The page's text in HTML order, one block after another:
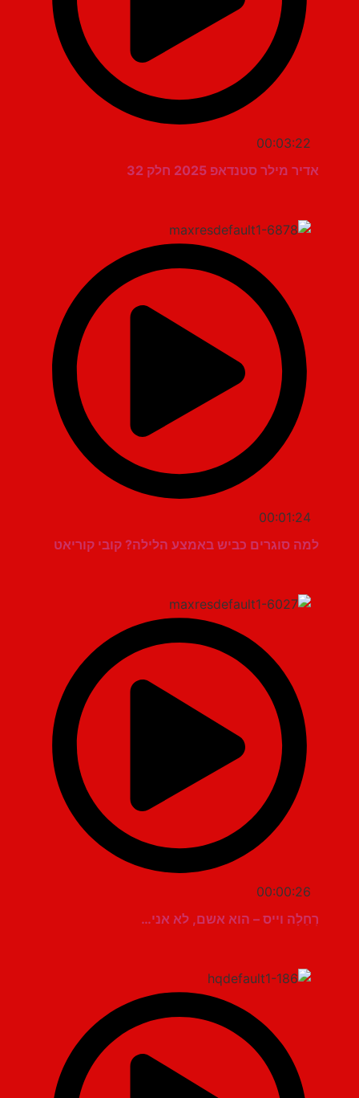
00:03:22
אדיר מילר סטנדאפ 2025 חלק 32
00:01:24
למה סוגרים כביש באמצע הלילה? קובי קוריאט
00:00:26
רְחֵלָה וייס – הוא אשם, לא אני…